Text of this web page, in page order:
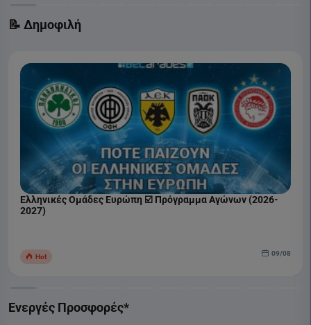
📝 Δημοφιλή
Ελληνικές Ομάδες Ευρώπη ☑️ Πρόγραμμα Αγώνων (2026-
2027)
Hot 09/08
Ενεργές Προσφορές*